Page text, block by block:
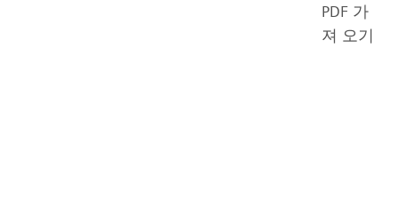
PDF 가
져 오기